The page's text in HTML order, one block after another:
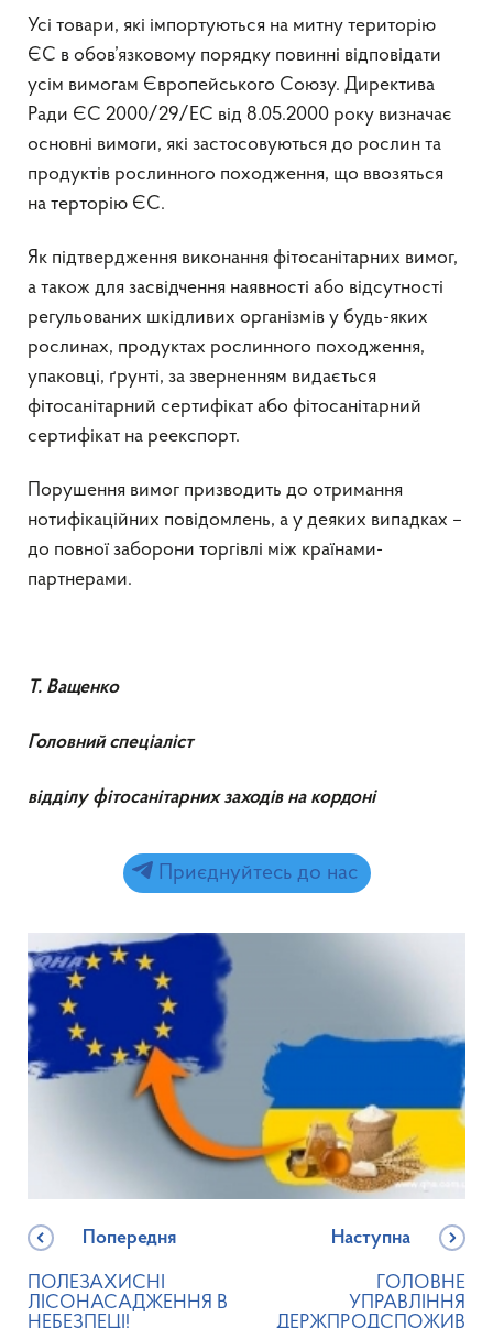
Усі товари, які імпортуються на митну територію
ЄС в обов’язковому порядку повинні відповідати
усім вимогам Європейського Союзу. Директива
Ради ЄС 2000/29/ЕС від 8.05.2000 року визначає
основні вимоги, які застосовуються до рослин та
продуктів рослинного походження, що ввозяться
на терторію ЄС.
Як підтвердження виконання фітосанітарних вимог,
а також для засвідчення наявності або відсутності
регульованих шкідливих організмів у будь-яких
рослинах, продуктах рослинного походження,
упаковці, ґрунті, за зверненням видається
фітосанітарний сертифікат або фітосанітарний
сертифікат на реекспорт.
Порушення вимог призводить до отримання
нотифікаційних повідомлень, а у деяких випадках –
до повної заборони торгівлі між країнами-
партнерами.
Т. Ващенко
Головний спеціаліст
відділу фітосанітарних заходів на кордоні
Приєднуйтесь до нас
Попередня
ПОЛЕЗАХИСНІ
ЛІСОНАСАДЖЕННЯ В
НЕБЕЗПЕЦІ!
Наступна
ГОЛОВНЕ
УПРАВЛІННЯ
ДЕРЖПРОДСПОЖИВ